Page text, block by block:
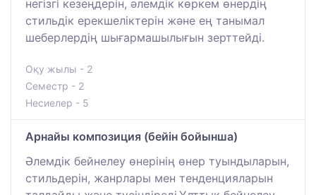
негізгі кезеңдерін, әлемдік көркем өнердің
стильдік ерекшеліктерін және ең танымал
шеберлердің шығармашылығын зерттейді.
Оқу жылы - 2
Семестр - 2
Несиелер - 5
Арнайы композиция (бейін бойынша)
Әлемдік бейнелеу өнерінің өнер туындыларын,
стильдерін, жанрлары мен тенденцияларын